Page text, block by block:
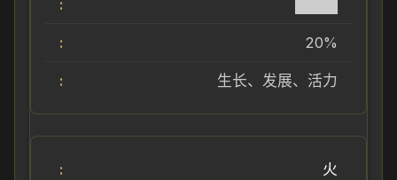
20%
生长、发展、活力
火